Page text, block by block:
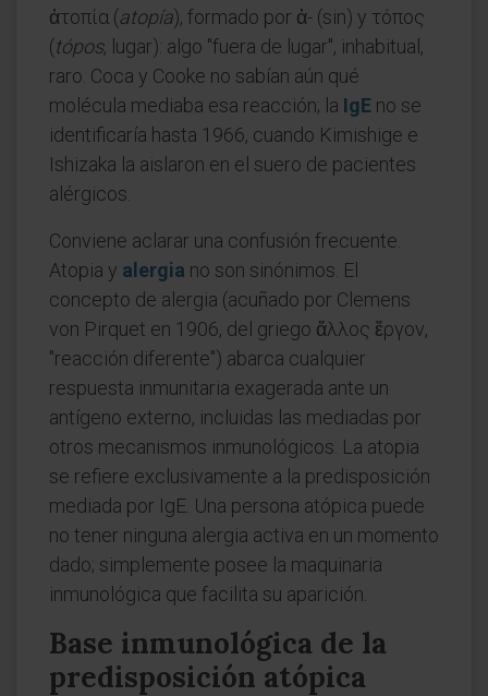
ἀτοπία (atopía), formado por ἀ- (sin) y τόπος
(tópos, lugar): algo "fuera de lugar", inhabitual,
raro. Coca y Cooke no sabían aún qué
molécula mediaba esa reacción; la IgE no se
identificaría hasta 1966, cuando Kimishige e
Ishizaka la aislaron en el suero de pacientes
alérgicos.
Conviene aclarar una confusión frecuente.
Atopia y alergia no son sinónimos. El
concepto de alergia (acuñado por Clemens
von Pirquet en 1906, del griego ἄλλος ἔργον,
"reacción diferente") abarca cualquier
respuesta inmunitaria exagerada ante un
antígeno externo, incluidas las mediadas por
otros mecanismos inmunológicos. La atopia
se refiere exclusivamente a la predisposición
mediada por IgE. Una persona atópica puede
no tener ninguna alergia activa en un momento
dado; simplemente posee la maquinaria
inmunológica que facilita su aparición.
Base inmunológica de la
predisposición atópica